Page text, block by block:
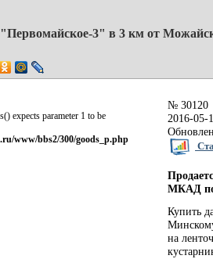
3" в 3 км от
expects parameter 1 to be
www/bbs2/300/goods_p.php
№ 30120
2016-05-
МКАД
Купить
на